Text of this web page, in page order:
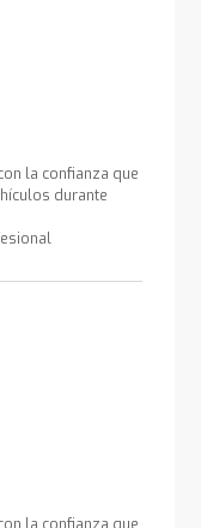
la confianza que
durante
la confianza que